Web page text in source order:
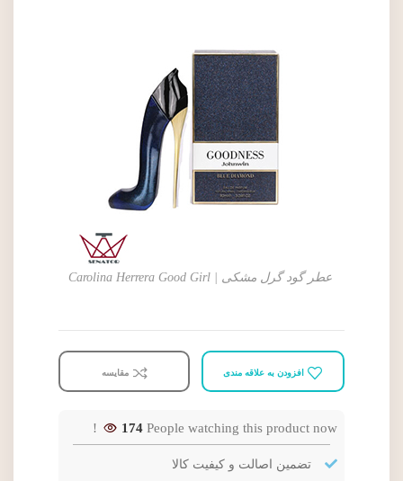
عطر گود گرل مشکی | Carolina Herrera Good Girl
افزودن به علاقه مندی مقایسه
174 People watching this product now!
تضمین اصالت و کیفیت کالا